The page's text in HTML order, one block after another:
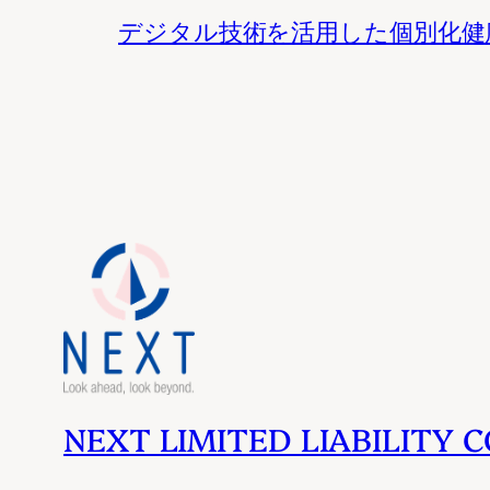
デジタル技術を活用した個別化
NEXT LIMITED LIABILITY